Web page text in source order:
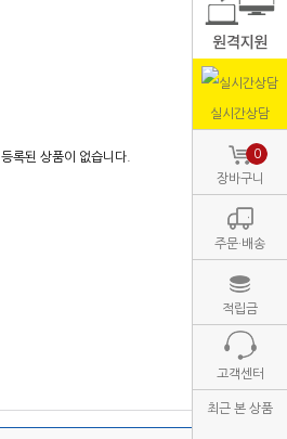
실시간상담
0
장바구니
주문·배송
적립금
고객센터
최근 본 상품
등록된 상품이 없습니다.